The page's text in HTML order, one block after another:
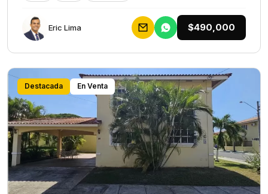
Eric Lima $490,000
Destacada En Venta